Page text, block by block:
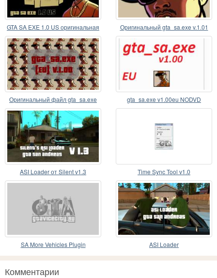
GTA SA EXE 1.0 US оригинальная
версия gta_sa.exe
Оригинальный gta_sa.exe v.1.01
Оригинальный файл gta_sa.exe
[EU] v.1.00
gta_sa.exe v1.00eu NODVD
ASI Loader от Silent v1.3 Time Sync Tool v1.0
SA More Vehicles Plugin ASI Loader
Комментарии